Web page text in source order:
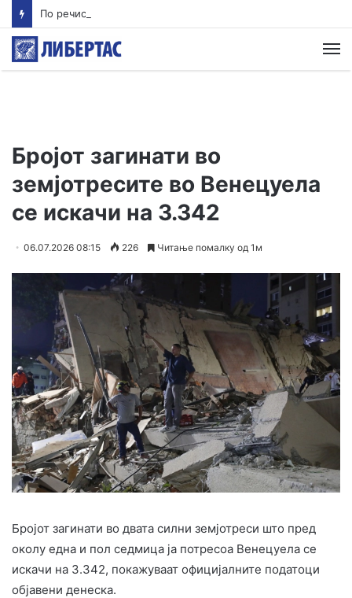
Бројот загинати во
земјотресите во Венецуела
се искачи на 3.342
06.07.2026 08:15 226 Читање помалку од 1м
Бројот загинати во двата силни земјотреси што пред
околу една и пол седмица ја потресоа Венецуела се
искачи на 3.342, покажуваат официјалните податоци
објавени денеска.